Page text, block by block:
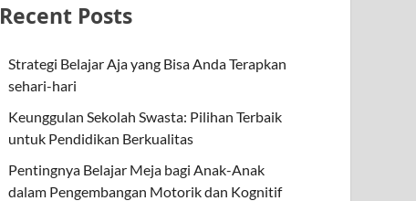
Recent Posts
Strategi Belajar Aja yang Bisa Anda Terapkan
sehari-hari
Keunggulan Sekolah Swasta: Pilihan Terbaik
untuk Pendidikan Berkualitas
Pentingnya Belajar Meja bagi Anak-Anak
dalam Pengembangan Motorik dan Kognitif